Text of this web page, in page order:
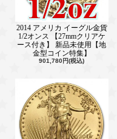
2014 アメリカ イーグル金貨
1/2オンス 【27mmクリアケ
ース付き】 新品未使用【地
金型コイン特集】
901,780円(税込)